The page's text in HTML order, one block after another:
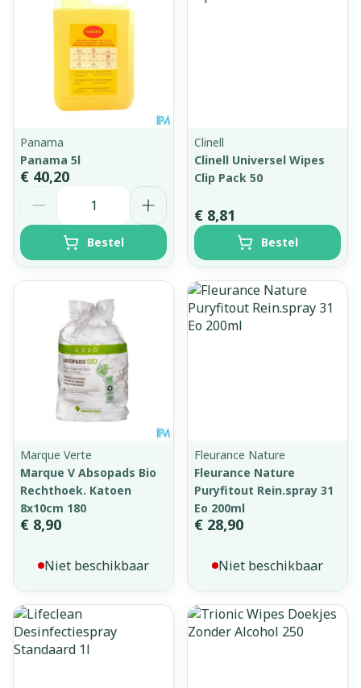
Panama
Panama 5l
€ 40,20
Bestel
Clinell
Clinell Universel Wipes
Clip Pack 50
€ 8,81
Bestel
Marque Verte
Marque V Absopads Bio
Rechthoek. Katoen
8x10cm 180
€ 8,90
Niet beschikbaar
Fleurance Nature
Fleurance Nature
Puryfitout Rein.spray 31
Eo 200ml
€ 28,90
Niet beschikbaar